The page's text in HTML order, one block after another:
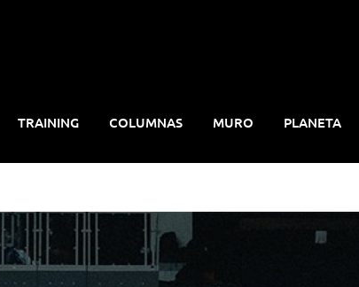
TRAINING COLUMNAS MURO PLANETA